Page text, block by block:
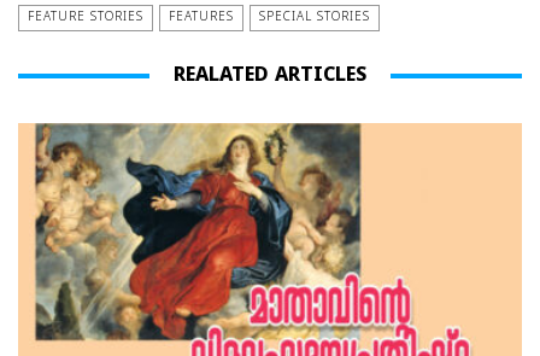
FEATURE STORIES FEATURES SPECIAL STORIES
REALATED ARTICLES